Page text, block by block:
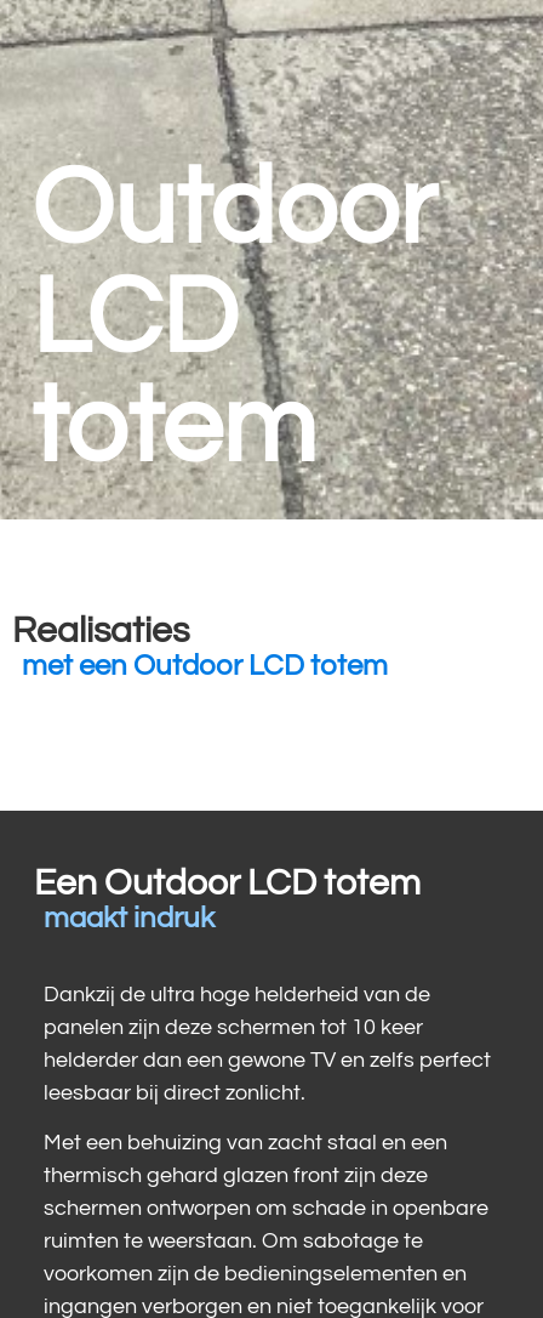
Outdoor
LCD
totem
Een Outdoor LCD totem
maakt indruk
Dankzij de ultra hoge helderheid van de
panelen zijn deze schermen tot 10 keer
helderder dan een gewone TV en zelfs perfect
leesbaar bij direct zonlicht.
Met een behuizing van zacht staal en een
thermisch gehard glazen front zijn deze
schermen ontworpen om schade in openbare
ruimten te weerstaan. Om sabotage te
voorkomen zijn de bedieningselementen en
ingangen verborgen en niet toegankelijk voor
Realisaties
met een Outdoor LCD totem